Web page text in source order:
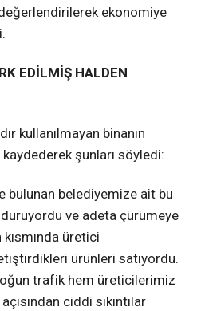
ekonomiye
EDİLMİŞ HALDEN
kullanılmayan binanın
şunları söyledi:
bulunan belediyemize ait bu
ve adeta çürümeye
üretici
ürünleri satıyordu.
trafik hem üreticilerimiz
ciddi sıkıntılar